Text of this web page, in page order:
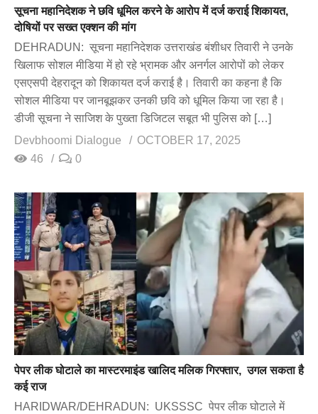
सूचना महानिदेशक ने छवि धूमिल करने के आरोप में दर्ज कराई शिकायत,
दोषियों पर सख्त एक्शन की मांग
DEHRADUN: सूचना महानिदेशक उत्तराखंड बंशीधर तिवारी ने उनके
खिलाफ सोशल मीडिया में हो रहे भ्रामक और अनर्गल आरोपों को लेकर
एसएसपी देहरादून को शिकायत दर्ज कराई है। तिवारी का कहना है कि
सोशल मीडिया पर जानबूझकर उनकी छवि को धूमिल किया जा रहा है।
डीजी सूचना ने साजिश के पुख्ता डिजिटल सबूत भी पुलिस को […]
Devbhoomi Dialogue
OCTOBER 17, 2025
46
0
पेपर लीक घोटाले का मास्टरमाइंड खालिद मलिक गिरफ्तार, उगल सकता है
कई राज
HARIDWAR/DEHRADUN: UKSSSC पेपर लीक घोटाले में